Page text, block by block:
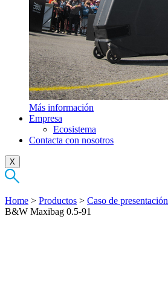
Más información
Empresa
Ecosistema
Contacta con nosotros
X
Home > Productos > Caso de presentación
B&W Maxibag 0.5-91